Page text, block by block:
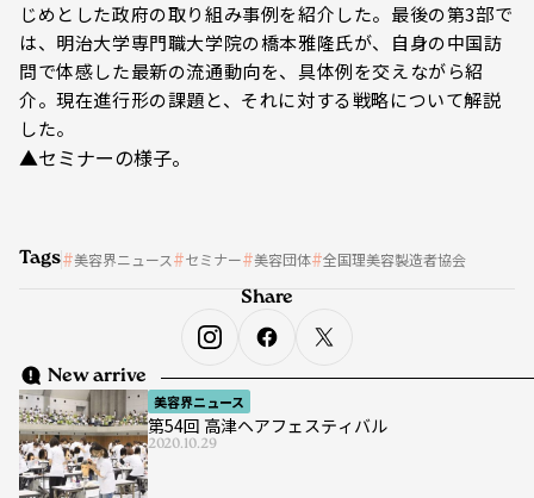
じめとした政府の取り組み事例を紹介した。最後の第3部で
は、明治大学専門職大学院の橋本雅隆氏が、自身の中国訪
問で体感した最新の流通動向を、具体例を交えながら紹
介。現在進行形の課題と、それに対する戦略について解説
した。
▲セミナーの様子。
Tags 美容界ニュース セミナー 美容団体 全国理美容製造者協会
New arrive
美容界ニュース
第54回 高津ヘアフェスティバル
2020.10.29
Share